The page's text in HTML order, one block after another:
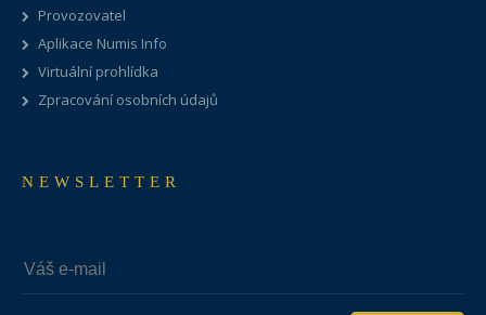
Provozovatel
Aplikace Numis Info
Virtuální prohlídka
Zpracování osobních údajů
NEWSLETTER